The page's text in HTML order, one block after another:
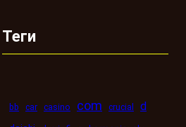
Теги
bb car casino com crucial d